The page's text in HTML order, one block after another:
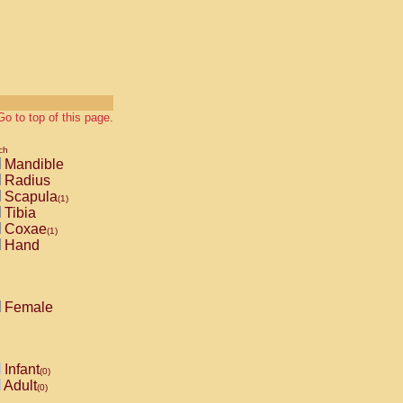
to top of this page.
Mandible
Radius
Scapula(1)
Tibia
Coxae(1)
Hand
Female
Infant(0)
Adult(0)